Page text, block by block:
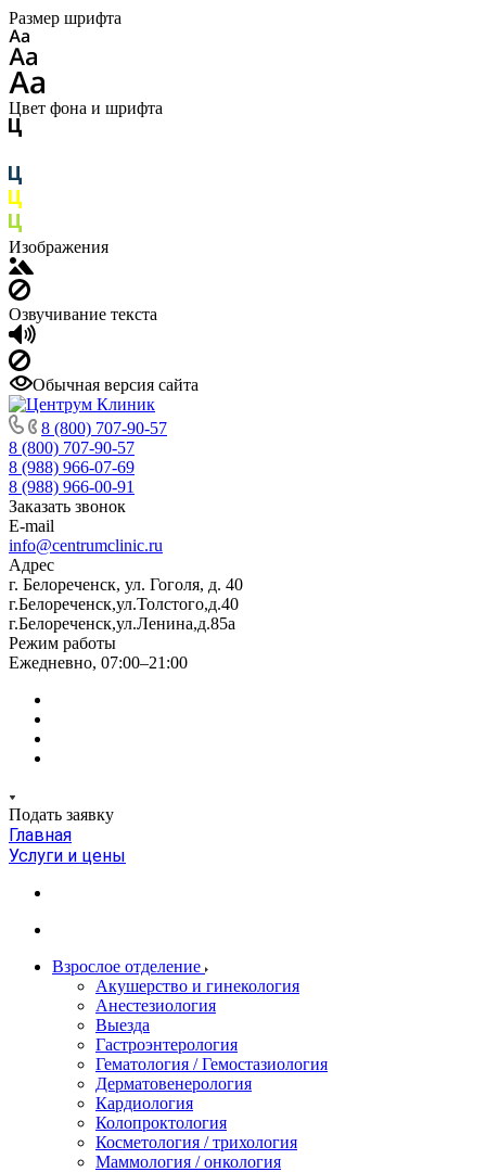
Размер шрифта
Цвет фона и шрифта
Изображения
Озвучивание текста
Обычная версия сайта
8 (800) 707-90-57
8 (800) 707-90-57
8 (988) 966-07-69
8 (988) 966-00-91
Заказать звонок
E-mail
info@centrumclinic.ru
Адрес
г. Белореченск, ул. Гоголя, д. 40
г.Белореченск,ул.Толстого,д.40
г.Белореченск,ул.Ленина,д.85а
Режим работы
Ежедневно, 07:00–21:00
Подать заявку
Главная
Услуги и цены
Взрослое отделение
Акушерство и гинекология
Анестезиология
Выезда
Гастроэнтерология
Гематология / Гемостазиология
Дерматовенерология
Кардиология
Колопроктология
Косметология / трихология
Маммология / онкология